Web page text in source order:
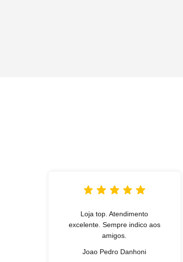
Loja top. Atendimento
excelente. Sempre indico aos
amigos.
Joao Pedro Danhoni